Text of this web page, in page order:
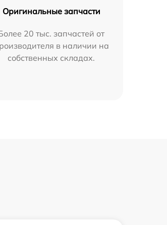
Оригинальные запчасти
20 тыс. запчастей от
в наличии на
собственных складах.